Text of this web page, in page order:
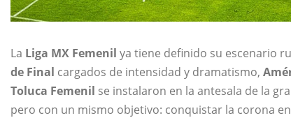
La Liga MX Femenil ya tiene definido su escenario
de Final cargados de intensidad y dramatismo,
Toluca Femenil se instalaron en la antesala de la
pero con un mismo objetivo: conquistar la corona